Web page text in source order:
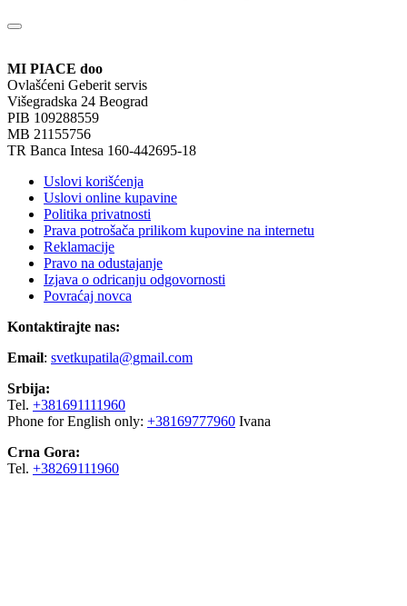
MI PIACE doo
Ovlašćeni Geberit servis
Višegradska 24 Beograd
PIB 109288559
MB 21155756
TR Banca Intesa 160-442695-18
Uslovi korišćenja
Uslovi online kupavine
Politika privatnosti
Prava potrošača prilikom kupovine na internetu
Reklamacije
Pravo na odustajanje
Izjava o odricanju odgovornosti
Povraćaj novca
Kontaktirajte nas:
Email: svetkupatila@gmail.com
Srbija:
Tel. +381691111960
Phone for English only: +38169777960 Ivana
Crna Gora:
Tel. +38269111960